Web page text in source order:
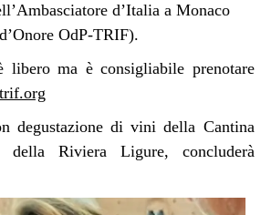
d’Italia a Monaco
OdP-TRIF).
libero ma è consigliabile prenotare
degustazione di vini della Cantina
Riviera Ligure, concluderà